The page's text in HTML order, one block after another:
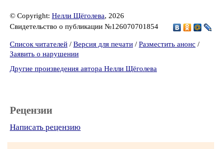
© Copyright: Нелли Щёголева, 2026
Свидетельство о публикации №126070701854
Список читателей / Версия для печати / Разместить анонс /
Заявить о нарушении
Другие произведения автора Нелли Щёголева
Рецензии
Написать рецензию